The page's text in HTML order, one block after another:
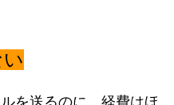
を送るのに、経費はほ